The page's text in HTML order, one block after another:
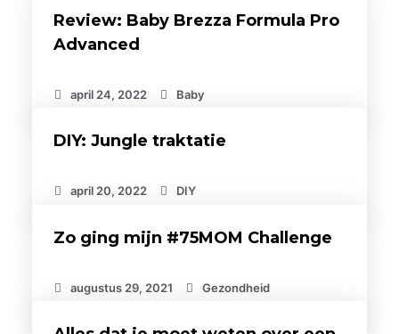
Review: Baby Brezza Formula Pro
Advanced
april 24, 2022 Baby
DIY: Jungle traktatie
april 20, 2022 DIY
Zo ging mijn #75MOM Challenge
augustus 29, 2021 Gezondheid